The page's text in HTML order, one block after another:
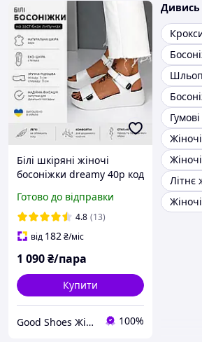
Білі шкіряні жіночі
босоніжки dreamy 40р код
Готово до відправки
4.8 (13)
від 182₴/міс
1 090₴/пара
Купити
Good Shoes Жіноче взуття 100%
Літнє